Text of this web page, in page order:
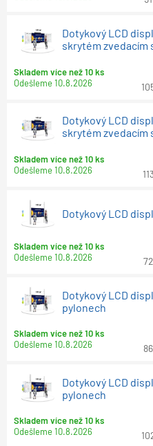
Dotykový LCD
skrytém zvedacím
Skladem více než 10 ks
Odešleme10.8.2026
Dotykový LCD
skrytém zvedacím
Skladem více než 10 ks
Odešleme10.8.2026
Dotykový LCD
Skladem více než 10 ks
Odešleme10.8.2026
Dotykový LCD
pylonech
Skladem více než 10 ks
Odešleme10.8.2026
Dotykový LCD
pylonech
Skladem více než 10 ks
Odešleme10.8.2026